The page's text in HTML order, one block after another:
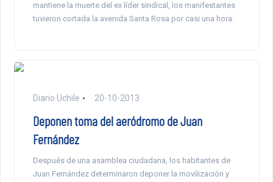
mantiene la muerte del ex líder sindical, los manifestantes
tuvieron cortada la avenida Santa Rosa por casi una hora.
Diario Uchile 20-10-2013
Deponen toma del aeródromo de Juan
Fernández
Después de una asamblea ciudadana, los habitantes de
Juan Fernández determinaron deponer la movilización y